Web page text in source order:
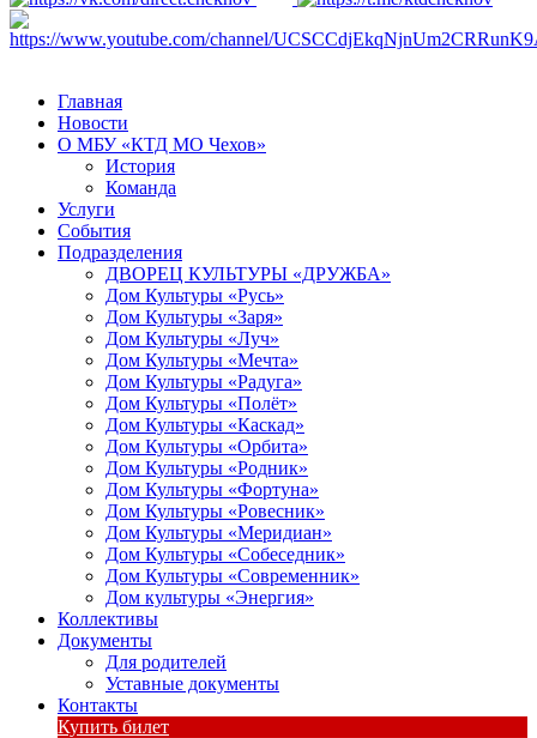
Главная
Новости
О МБУ «КТД МО Чехов»
История
Команда
Услуги
События
Подразделения
ДВОРЕЦ КУЛЬТУРЫ «ДРУЖБА»
Дом Культуры «Русь»
Дом Культуры «Заря»
Дом Культуры «Луч»
Дом Культуры «Мечта»
Дом Культуры «Радуга»
Дом Культуры «Полёт»
Дом Культуры «Каскад»
Дом Культуры «Орбита»
Дом Культуры «Родник»
Дом Культуры «Фортуна»
Дом Культуры «Ровесник»
Дом Культуры «Меридиан»
Дом Культуры «Собеседник»
Дом Культуры «Современник»
Дом культуры «Энергия»
Коллективы
Документы
Для родителей
Уставные документы
Контакты
Купить билет